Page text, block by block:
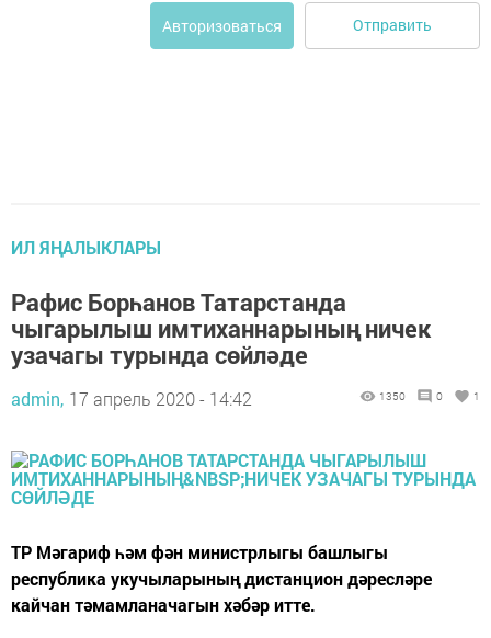
Авторизоваться Отправить
ИЛ ЯҢАЛЫКЛАРЫ
Рафис Борһанов Татарстанда
чыгарылыш имтиханнарының ничек
узачагы турында сөйләде
admin, 17 апрель 2020 - 14:42 1350 0 1
ТР Мәгариф һәм фән министрлыгы башлыгы
республика укучыларының дистанцион дәресләре
кайчан тәмамланачагын хәбәр итте.